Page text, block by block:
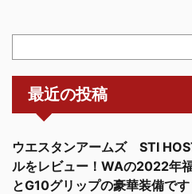
最近の投稿
ウエスタンアームズ STI
ルをレビュー！WAの2022年
とG10グリップの豪華装備です